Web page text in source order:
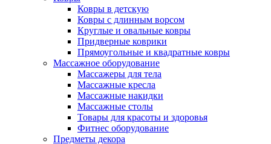
Ковры в детскую
Ковры с длинным ворсом
Круглые и овальные ковры
Придверные коврики
Прямоугольные и квадратные ковры
Массажное оборудование
Массажеры для тела
Массажные кресла
Массажные накидки
Массажные столы
Товары для красоты и здоровья
Фитнес оборудование
Предметы декора